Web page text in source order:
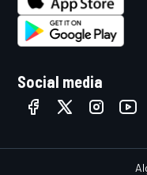
Social media